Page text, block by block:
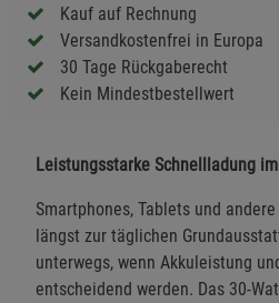
Kauf auf Rechnung
Versandkostenfrei in Europa
30 Tage Rückgaberecht
Kein Mindestbestellwert
Leistungsstarke Schnellladung
Smartphones, Tablets und
längst zur täglichen
unterwegs, wenn Akkuleistung
entscheidend werden. Das 30-